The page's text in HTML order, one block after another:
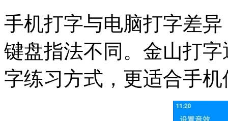
手机打字与电脑打字差
键盘指法不同。金山打
字练习方式，更适合手